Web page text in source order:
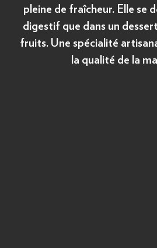
pleine de fraîcheur. Elle se
digestif que dans un
fruits. Une spécialité
la qualité de la